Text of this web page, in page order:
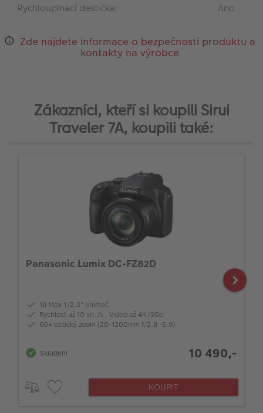
Rychloupínací destička:
Ano
Zde najdete informace o bezpečnosti produktu a
kontakty na výrobce
Zákazníci, kteří si koupili Sirui
Traveler 7A, koupili také:
Panasonic Lumix DC-FZ82D
18 Mpx 1/2,3" snímač
Rychlost až 10 sn./s , Video až 4K/30p
60× optický zoom (20-1200mm f/2.8 -5.9)
Skladem 10 490,-
KOUPIT